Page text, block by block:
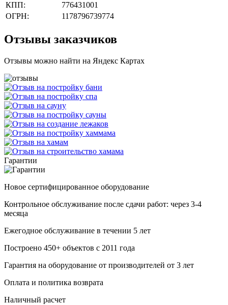
КПП:
776431001
ОГРН:
1178796739774
Отзывы заказчиков
Отзывы можно найти на Яндекс Картах
Гарантии
Новое сертифицированное оборудование
Контрольное обслуживание после сдачи работ: через 3-4
месяца
Ежегодное обслуживание в течении 5 лет
Построено 450+ объектов с 2011 года
Гарантия на оборудование от производителей от 3 лет
Оплата и политика возврата
Haличный pacчeт